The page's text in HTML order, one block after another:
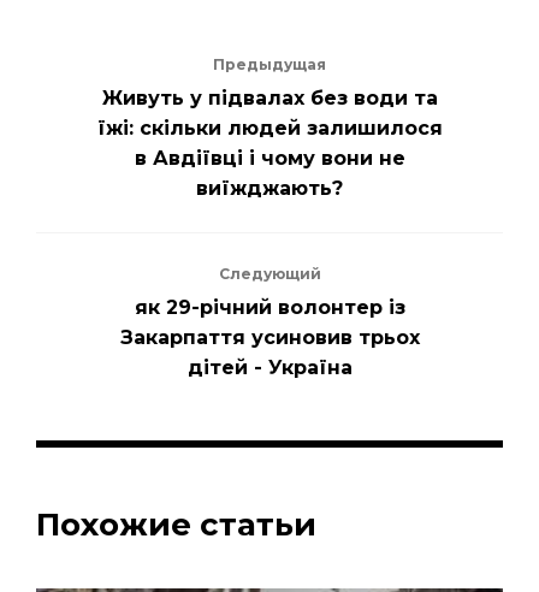
Предыдущая
Живуть у підвалах без води та
їжі: скільки людей залишилося
в Авдіївці і чому вони не
виїжджають?
Следующий
як 29-річний волонтер із
Закарпаття усиновив трьох
дітей - Україна
Похожие статьи